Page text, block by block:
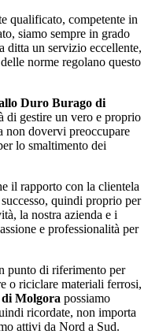
qualificato, competente in
siamo sempre in grado
ditta un servizio eccellente,
norme regolano questo
Duro Burago di
di gestire un vero e proprio
non dovervi preoccupare
lo smaltimento dei
il rapporto con la clientela
quindi proprio per
la nostra azienda e i
e professionalità per
punto di riferimento per
o riciclare materiali ferrosi,
Molgora possiamo
ricordate, non importa
attivi da Nord a Sud.